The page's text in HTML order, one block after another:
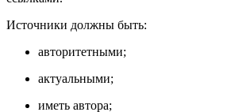
Источники должны быть:
авторитетными;
актуальными;
иметь автора;